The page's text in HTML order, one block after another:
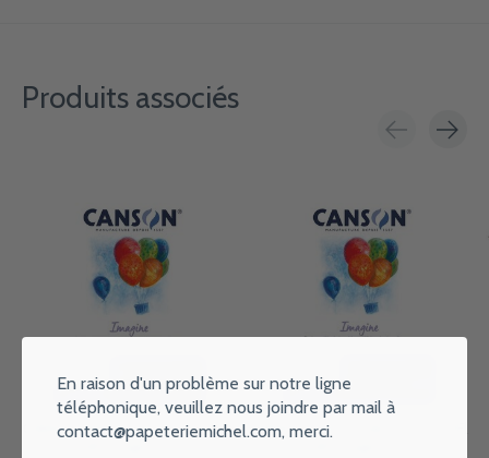
Produits associés
CANSON Bloc Colle 1 Cote 50Fl
Canson® Imagine A5 200G
CANSON Bloc Colle 1 Cote 50Fl
Canson® Imagine A4 200G
En raison d'un problème sur notre ligne
téléphonique, veuillez nous joindre par mail à
contact@papeteriemichel.com, merci.